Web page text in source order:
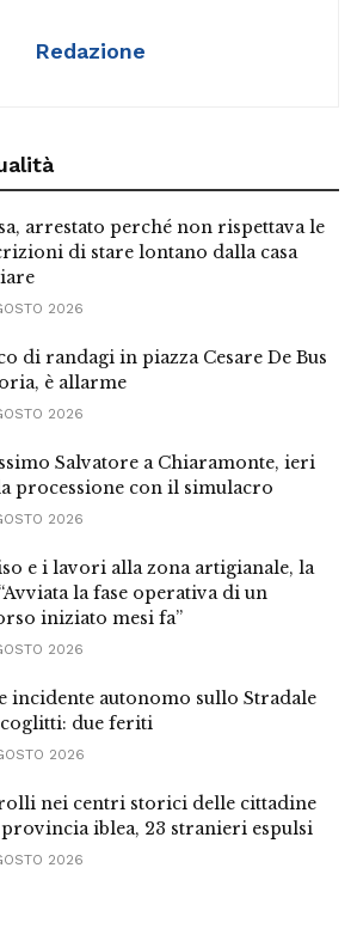
Redazione
arrestato perché non rispettava le
di stare lontano dalla casa
2026
di randagi in piazza Cesare De Bus
è allarme
2026
Salvatore a Chiaramonte, ieri
processione con il simulacro
2026
e i lavori alla zona artigianale, la
la fase operativa di un
iniziato mesi fa”
2026
incidente autonomo sullo Stradale
due feriti
2026
nei centri storici delle cittadine
iblea, 23 stranieri espulsi
2026